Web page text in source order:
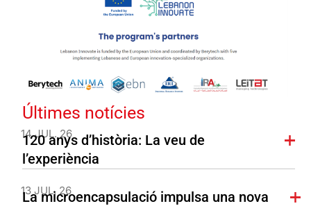
Últimes notícies
14 JUL. 26
120 anys d’història: La veu de
l’experiència
13 JUL. 26
La microencapsulació impulsa una nova